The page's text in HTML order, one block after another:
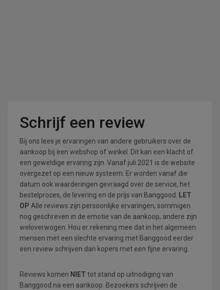
Schrijf een review
Bij ons lees je ervaringen van andere gebruikers over de
aankoop bij een webshop of winkel. Dit kan een klacht of
een geweldige ervaring zijn. Vanaf juli 2021 is de website
overgezet op een nieuw systeem. Er worden vanaf die
datum ook waarderingen gevraagd over de service, het
bestelproces, de levering en de prijs van Banggood.
LET
OP Alle reviews zijn persoonlijke ervaringen, sommigen
nog geschreven in de emotie van de aankoop, andere zijn
weloverwogen. Hou er rekening mee dat in het algemeen
mensen met een slechte ervaring met Banggood eerder
een review schrijven dan kopers met een fijne ervaring.
Reviews komen NIET tot stand op uitnodiging van
Banggood na een aankoop. Bezoekers schrijven de